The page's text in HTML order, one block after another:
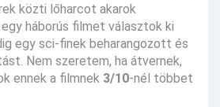
közti lőharcot akarok
háborús filmet választok ki
egy sci-finek beharangozott és
Nem szeretem, ha átvernek,
ennek a filmnek 3/10-nél többet